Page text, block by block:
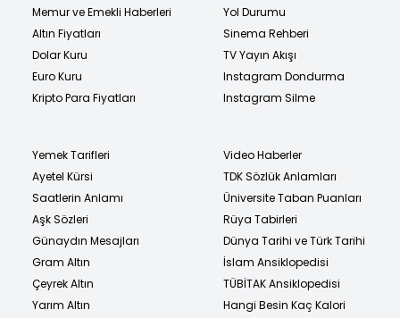
Memur ve Emekli Haberleri
Altın Fiyatları
Dolar Kuru
Euro Kuru
Kripto Para Fiyatları
Yol Durumu
Sinema Rehberi
TV Yayın Akışı
Instagram Dondurma
Instagram Silme
Yemek Tarifleri
Ayetel Kürsi
Saatlerin Anlamı
Aşk Sözleri
Günaydın Mesajları
Gram Altın
Çeyrek Altın
Yarım Altın
Video Haberler
TDK Sözlük Anlamları
Üniversite Taban Puanları
Rüya Tabirleri
Dünya Tarihi ve Türk Tarihi
İslam Ansiklopedisi
TÜBİTAK Ansiklopedisi
Hangi Besin Kaç Kalori